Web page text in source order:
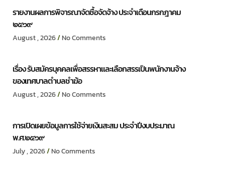
รายงานผลการพิจารณาจัดซื้อจัดจ้าง ประจำเดือนกรกฎาคม
๒๕๖๙
August , 2026 No Comments
เรื่อง รับสมัครบุคคลเพื่อสรรหาและเลือกสรรเป็นพนักงานจ้าง
ของเทศบาลตำบลชำฆ้อ
August , 2026 No Comments
การเปิดเผยข้อมูลการใช้จ่ายเงินสะสม ประจำปีงบประมาณ
พ.ศ.๒๕๖๙
July , 2026 No Comments